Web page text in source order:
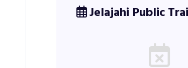
Jelajahi Public